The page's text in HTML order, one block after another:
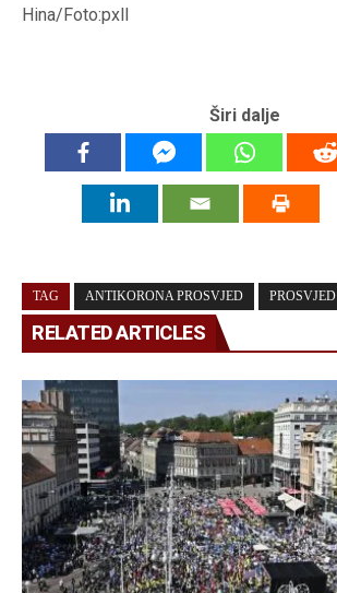
Hina/Foto:pxll
Širi dalje
TAG ANTIKORONA PROSVJED PROSVJED
RELATED ARTICLES